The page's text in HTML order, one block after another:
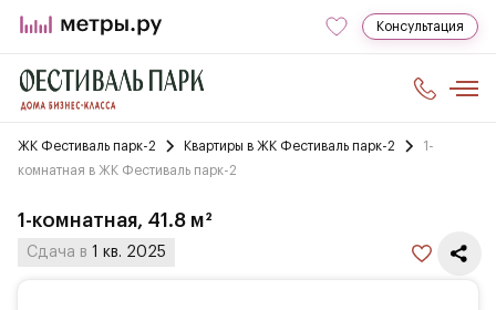
Консультация
ЖК Фестиваль парк-2 Квартиры в ЖК Фестиваль парк-2
1-
комнатная в ЖК Фестиваль парк-2
1-комнатная, 41.8 м²
Сдача в 1 кв. 2025